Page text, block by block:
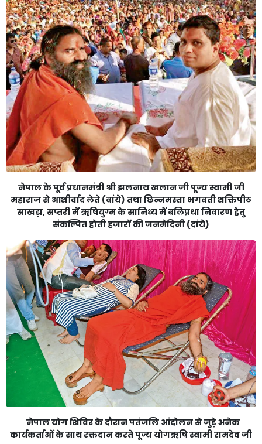
नेपाल के पूर्व प्रधानमंत्री श्री झलनाथ खलान जी पूज्य स्वामी जी
महाराज से आशीर्वाद लेते (बांये) तथा छिन्नमस्ता भगवती शक्तिपीठ
साखड़ा, सप्तरी में ऋषियुग्म के सानिध्य में बलिप्रथा निवारण हेतु
संकल्पित होती हजारों की जनमेदिनी (दांये)
नेपाल योग शिविर के दौरान पतंजलि आंदोलन से जुड़े अनेक
कार्यकर्ताओं के साथ रक्तदान करते पूज्य योगऋषि स्वामी रामदेव जी